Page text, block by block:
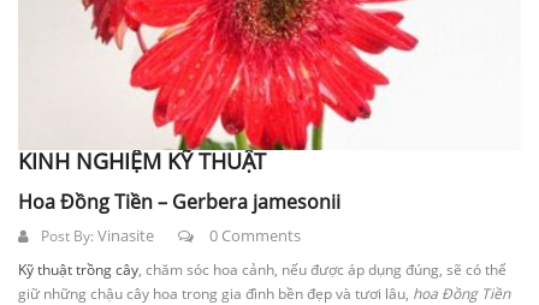
KINH NGHIỆM KỸ THUẬT
Hoa Đồng Tiền – Gerbera jamesonii
Post By: Vinasite 0 Comments
Kỹ thuật trồng cây, chăm sóc hoa cảnh, nếu được áp dụng đúng, sẽ có thể
giữ những chậu cây hoa trong gia đình bền đẹp và tươi lâu, hoa Đồng Tiền